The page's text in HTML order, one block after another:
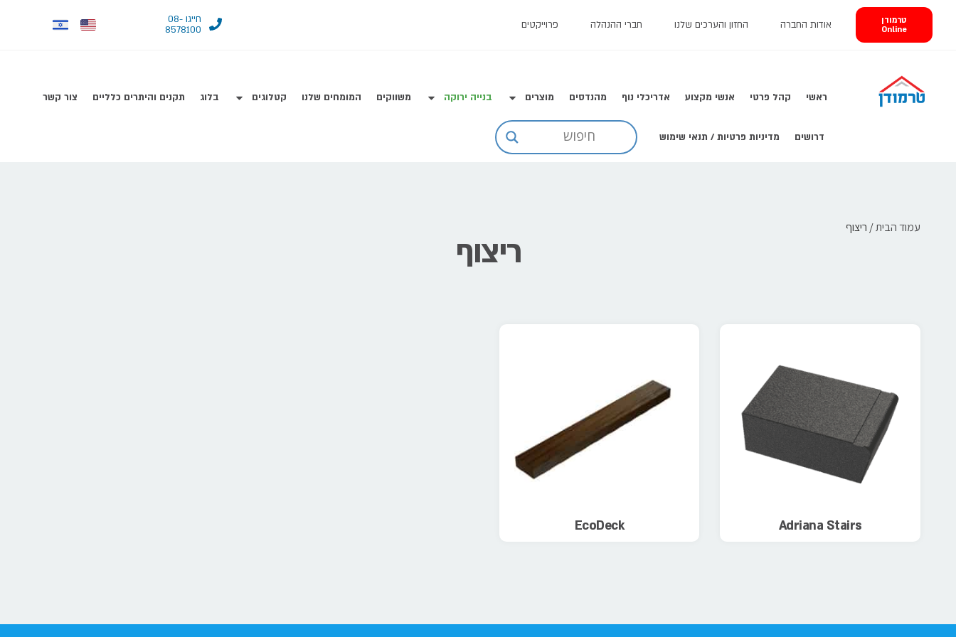
טרמודן
Online
אודות החברה החזון והערכים שלנו חברי ההנהלה פרוייקטים
חייגו 08-
8578100
ראשי קהל פרטי אנשי מקצוע אדריכלי נוף מהנדסים מוצרים בנייה ירוקה משווקים המומחים שלנו קטלוגים בלוג תקנים והיתרים כלליים צור קשר
דרושים מדיניות פרטיות / תנאי שימוש
עמוד הבית/ ריצוף
ריצוף
Adriana Stairs
EcoDeck